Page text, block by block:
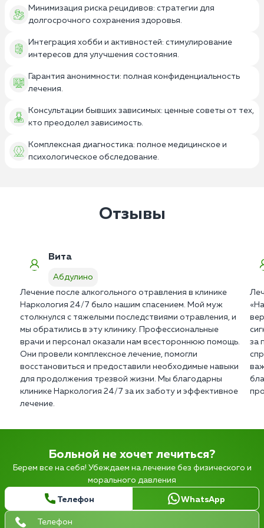
Минимизация риска рецидивов: стратегии для
долгосрочного сохранения здоровья.
Интеграция хобби и активностей: стимулирование
интересов для улучшения состояния.
Гарантия анонимности: полная конфиденциальность
лечения.
Консультации бывших зависимых: ценные советы от тех,
кто преодолел зависимость.
Комплексная диагностика: полное медицинское и
психологическое обследование.
Отзывы
Вита
Абдулино
Лечение после алкогольного отравления в клинике
Наркология 24/7 было нашим спасением. Мой муж
столкнулся с тяжелыми последствиями отравления, и
мы обратились в эту клинику. Профессиональные
врачи и персонал оказали нам всестороннюю помощь.
Они провели комплексное лечение, помогли
восстановиться и предоставили необходимые навыки
для продолжения трезвой жизни. Мы благодарны
клинике Наркология 24/7 за их заботу и эффективное
лечение.
за
Больной не хочет лечиться?
Берем все на себя! Убеждаем на лечение без физического и
морального давления
Телефон WhatsApp